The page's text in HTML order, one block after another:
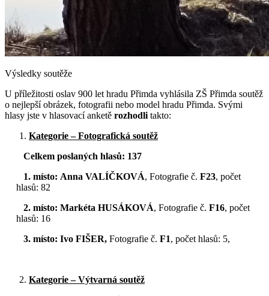
Výsledky soutěže
U příležitosti oslav 900 let hradu Přimda vyhlásila ZŠ Přimda soutěž
o nejlepší obrázek, fotografii nebo model hradu Přimda. Svými
hlasy jste v hlasovací anketě rozhodli takto:
Kategorie – Fotografická soutěž
Celkem poslaných hlasů: 137
1. místo: Anna VALÍČKOVÁ, Fotografie č. F23, počet
hlasů: 82
2. místo: Markéta HUSÁKOVÁ, Fotografie č. F16, počet
hlasů: 16
3. místo: Ivo FIŠER, Fotografie č. F1, počet hlasů: 5,
Kategorie – Výtvarná soutěž